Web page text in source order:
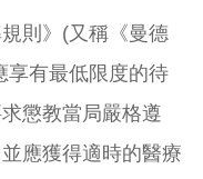
則》(又稱《曼德
享有最低限度的待
懲教當局嚴格遵
應獲得適時的醫療